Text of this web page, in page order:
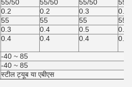
55/50 55/50 55/50
55/
0.2 0.2 0.3
0.3
55 55 55
55
0.3 0.4 0.5
0.5
0.4 0.4 0.4 0.5
-40 ~ 85
-40 ~ 85
स्टील ट्यूब या एबीएस